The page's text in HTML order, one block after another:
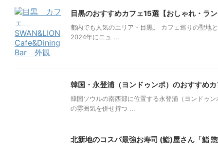
目黒のおすすめカフェ15選【おしゃれ・ラン
都内でも人気のエリア・目黒。 カフェ巡りの聖地
2024年にニュ ...
韓国・永登浦（ヨンドゥンポ）のおすすめ
韓国ソウルの南西部に位置する永登浦（ヨンドゥ
の雰囲気を併せ持つ ...
北新地のコスパ最強お寿司 (鮨)屋さん「鮨